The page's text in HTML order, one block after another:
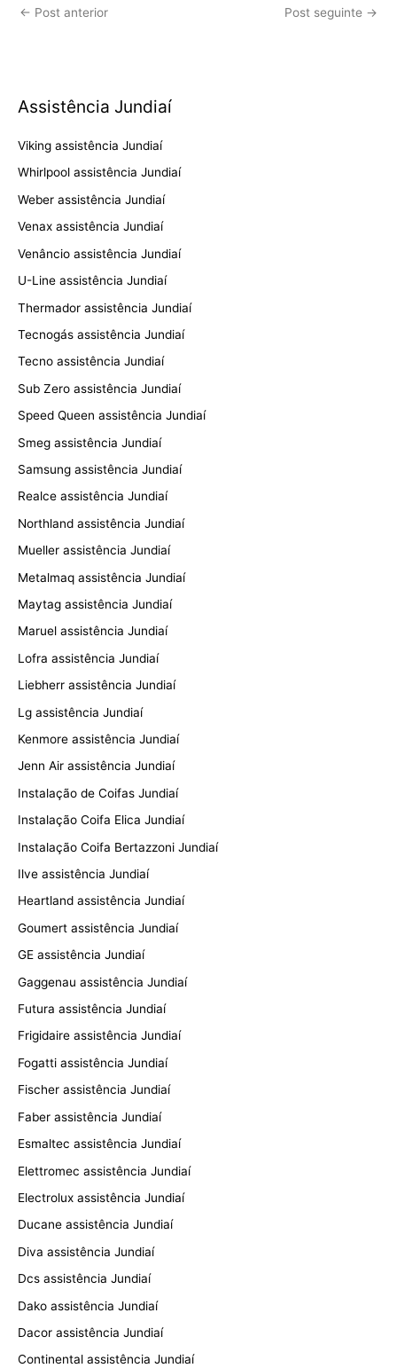
← Post anterior Post seguinte →
Assistência Jundiaí
Viking assistência Jundiaí
Whirlpool assistência Jundiaí
Weber assistência Jundiaí
Venax assistência Jundiaí
Venâncio assistência Jundiaí
U-Line assistência Jundiaí
Thermador assistência Jundiaí
Tecnogás assistência Jundiaí
Tecno assistência Jundiaí
Sub Zero assistência Jundiaí
Speed Queen assistência Jundiaí
Smeg assistência Jundiaí
Samsung assistência Jundiaí
Realce assistência Jundiaí
Northland assistência Jundiaí
Mueller assistência Jundiaí
Metalmaq assistência Jundiaí
Maytag assistência Jundiaí
Maruel assistência Jundiaí
Lofra assistência Jundiaí
Liebherr assistência Jundiaí
Lg assistência Jundiaí
Kenmore assistência Jundiaí
Jenn Air assistência Jundiaí
Instalação de Coifas Jundiaí
Instalação Coifa Elica Jundiaí
Instalação Coifa Bertazzoni Jundiaí
Ilve assistência Jundiaí
Heartland assistência Jundiaí
Goumert assistência Jundiaí
GE assistência Jundiaí
Gaggenau assistência Jundiaí
Futura assistência Jundiaí
Frigidaire assistência Jundiaí
Fogatti assistência Jundiaí
Fischer assistência Jundiaí
Faber assistência Jundiaí
Esmaltec assistência Jundiaí
Elettromec assistência Jundiaí
Electrolux assistência Jundiaí
Ducane assistência Jundiaí
Diva assistência Jundiaí
Dcs assistência Jundiaí
Dako assistência Jundiaí
Dacor assistência Jundiaí
Continental assistência Jundiaí